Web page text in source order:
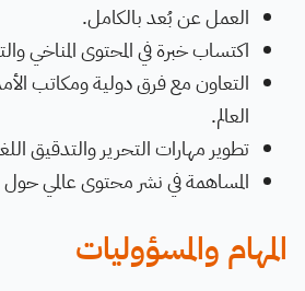
العمل عن بُعد بالكامل.
اكتساب خبرة في المحتوى المناخي
التعاون مع فرق دولية ومكاتب
العالم.
تطوير مهارات التحرير والتدقيق
المساهمة في نشر محتوى عالمي حول
المهام والمسؤوليات